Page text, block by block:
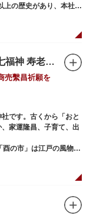
上の歴史があり、本社神
「陰祭り」が隔年に行
」の天井絵が掲げられて
開かれたという「寄席
御朱印頒布も行ってい
鷲神社（浅草名所七福神 寿老人）
売繫昌祈願を
です。古くから「おと
家運隆昌、子育て、出
の市」は江戸の風物詩
ツ頭芋、お多福の面な
ます。樋口一葉の代表
る「なでおかめ」も人